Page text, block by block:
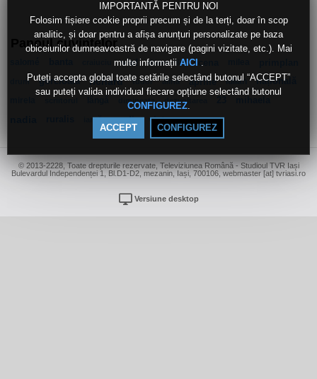
IMPORTANTĂ PENTRU NOI
Folosim fișiere cookie proprii precum și de la terți, doar în scop
analitic, și doar pentru a afișa anunțuri personalizate pe baza
obiceiurilor dumneavoastră de navigare (pagini vizitate, etc.). Mai
multe informații AICI .
Puteți accepta global toate setările selectând butonul “ACCEPT”
sau puteți valida individual fiecare opțiune selectând butonul
CONFIGUREZ.
ACCEPT CONFIGUREZ
Panoul cuvintelor
via! drumurile scena
drum gorcioaia richard tudor alina aprilie iulian
națională
dimineata dezvoltarea
iarnă avedis viata
© 2013-2228, Toate drepturile rezervate, Televiziunea Română - Studioul TVR Iași
Bulevardul Independenței 1, Bl.D1-D2, mezanin, Iași, 700106, webmaster [at] tvriasi.ro
Versiune desktop